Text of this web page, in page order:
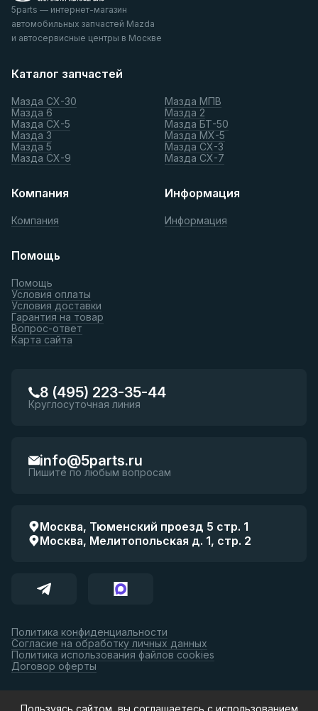
5parts — интернет-магазин
автомобильных запчастей Mazda
и автосервисные центры в Москве
Каталог запчастей
Мазда СХ-30
Мазда 6
Мазда СХ-5
Мазда 3
Мазда 5
Мазда СХ-9
Мазда МПВ
Мазда 2
Мазда БТ-50
Мазда МХ-5
Мазда СХ-3
Мазда СХ-7
Компания
Компания
Информация
Информация
Помощь
Помощь
Условия оплаты
Условия доставки
Гарантия на товар
Вопрос-ответ
Карта сайта
8 (495) 223-35-44
Круглосуточная линия
info@5parts.ru
Пишите по любым вопросам
Москва, Тюменский проезд 5 стр. 1
Москва, Мелитопольская д. 1, стр. 2
Политика конфиденциальности
Согласие на обработку личных данных
Политика использования файлов cookies
Договор оферты
Принимаем к оплате:
Пользуясь сайтом, вы соглашаетесь с использованием